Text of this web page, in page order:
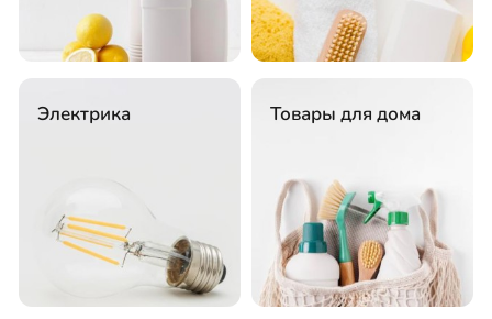
Электрика Товары для дома